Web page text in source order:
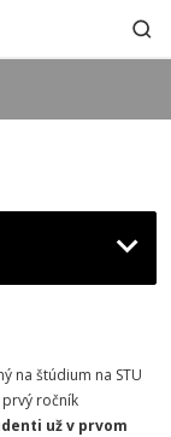
na štúdium na STU
ročník
už v prvom